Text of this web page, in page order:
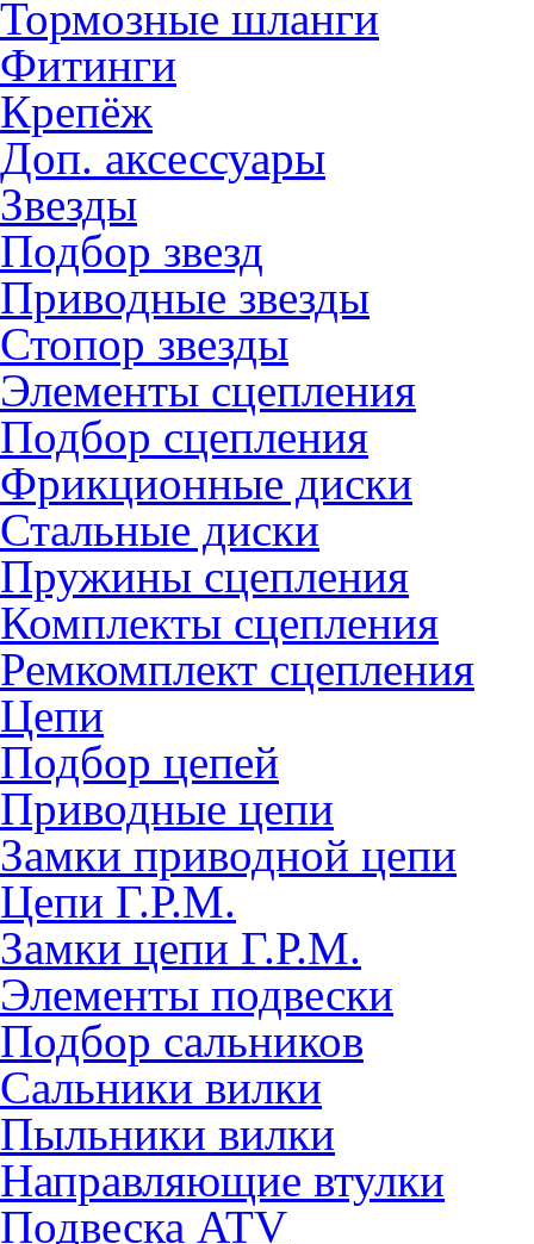
Тормозные шланги
Фитинги
Крепёж
Доп. аксессуары
Звезды
Подбор звезд
Приводные звезды
Стопор звезды
Элементы сцепления
Подбор сцепления
Фрикционные диски
Стальные диски
Пружины сцепления
Комплекты сцепления
Ремкомплект сцепления
Цепи
Подбор цепей
Приводные цепи
Замки приводной цепи
Цепи Г.Р.М.
Замки цепи Г.Р.М.
Элементы подвески
Подбор сальников
Сальники вилки
Пыльники вилки
Направляющие втулки
Подвеска ATV